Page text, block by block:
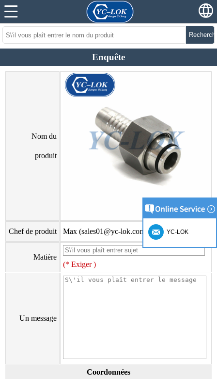
Enquête
Nom du
produit
Chef de produit Max (sales01@yc-lok.com)
Matière
(* Exiger )
Un message
Coordonnées
YC-LOK